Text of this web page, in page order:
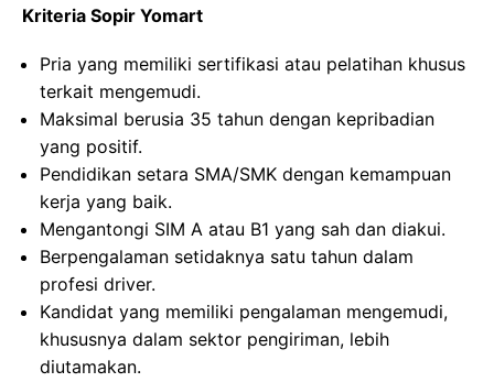
Kriteria Sopir Yomart
Pria yang memiliki sertifikasi atau pelatihan khusus
terkait mengemudi.
Maksimal berusia 35 tahun dengan kepribadian
yang positif.
Pendidikan setara SMA/SMK dengan kemampuan
kerja yang baik.
Mengantongi SIM A atau B1 yang sah dan diakui.
Berpengalaman setidaknya satu tahun dalam
profesi driver.
Kandidat yang memiliki pengalaman mengemudi,
khususnya dalam sektor pengiriman, lebih
diutamakan.